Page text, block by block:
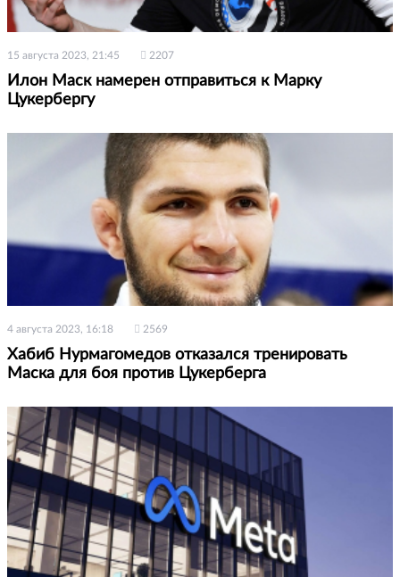
15 августа 2023, 21:45 2207
Илон Маск намерен отправиться к Марку
Цукербергу
4 августа 2023, 16:18 2569
Хабиб Нурмагомедов отказался тренировать
Маска для боя против Цукерберга